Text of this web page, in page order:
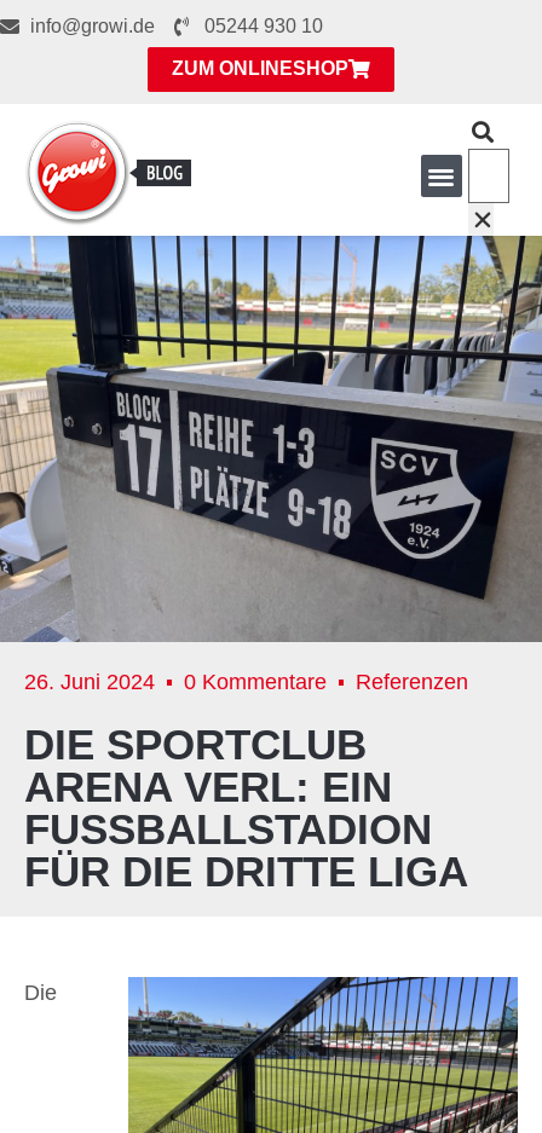
info@growi.de 05244 930 10
ZUM ONLINESHOP
26. Juni 2024 0 Kommentare Referenzen
DIE SPORTCLUB
ARENA VERL: EIN
FUSSBALLSTADION F
ÜR DIE DRITTE LIGA
Die